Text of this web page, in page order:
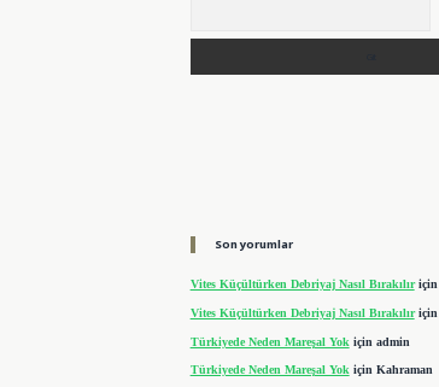
Son yorumlar
Vites Küçültürken Debriyaj Nasıl Bırakılıriçin
Vites Küçültürken Debriyaj Nasıl Bırakılıriçin
Türkiyede Neden Mareşal Yok için admin
Türkiyede Neden Mareşal Yok için Kahraman